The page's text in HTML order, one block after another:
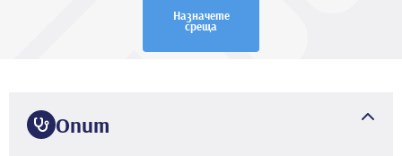
Назначете
среща
Опит